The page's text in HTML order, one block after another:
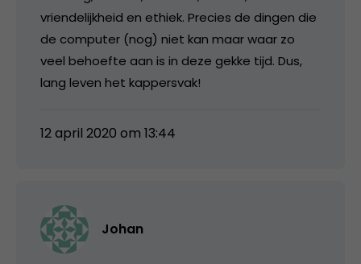
vriendelijkheid en ethiek. Precies de dingen die
de computer (nog) niet kan maar waar zo
veel behoefte aan is in deze gekke tijd. Dus,
lang leven het kappersvak!
12 april 2020 om 13:44
Johan